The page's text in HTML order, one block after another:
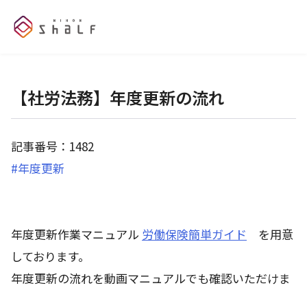
【社労法務】年度更新の流れ
記事番号：1482
#年度更新
年度更新作業マニュアル 労働保険簡単ガイド を用意
しております。
年度更新の流れを動画マニュアルでも確認いただけま